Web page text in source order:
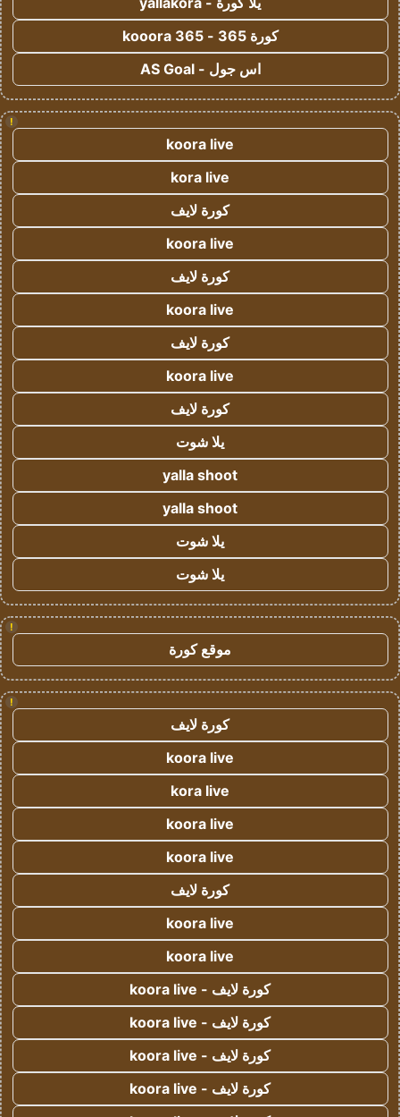
كورة 365 - kooora 365
اس جول - AS Goal
!
koora live
kora live
كورة لايف
koora live
كورة لايف
koora live
كورة لايف
koora live
كورة لايف
يلا شوت
yalla shoot
yalla shoot
يلا شوت
يلا شوت
!
موقع كورة
!
كورة لايف
koora live
kora live
koora live
koora live
كورة لايف
koora live
koora live
كورة لايف - koora live
كورة لايف - koora live
كورة لايف - koora live
كورة لايف - koora live